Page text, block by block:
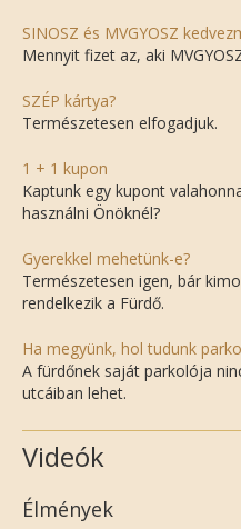
SINOSZ és MVGYOSZ
Mennyit fizet az, aki
SZÉP kártya?
Természetesen elfogadjuk.
1 + 1 kupon
Kaptunk egy kupont
használni Önöknél?
Gyerekkel mehetünk-e?
Természetesen igen, bár
rendelkezik a Fürdő.
Ha megyünk, hol tudunk
A fürdőnek saját parkolója
utcáiban lehet.
Videók
Élmények